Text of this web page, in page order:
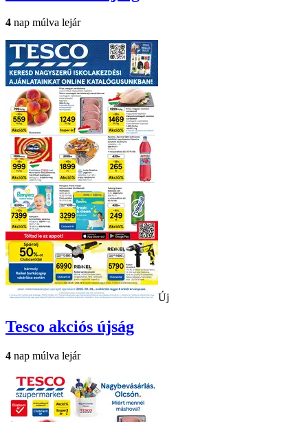
4 nap múlva lejár
Új
Tesco akciós újság
4 nap múlva lejár